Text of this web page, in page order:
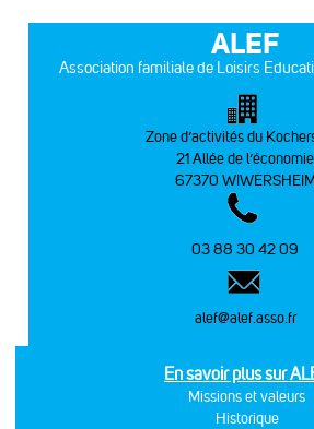
ALEF
Association familiale de Loisirs
Zone d’activités du
21 Allée de l’économie
67370
03 88 30 42 09
alef@alef.asso.fr
En savoir plus sur
Missions et valeurs
Historique